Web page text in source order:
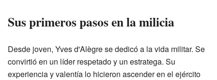
Sus primeros pasos en la milicia
Desde joven, Yves d'Alègre se dedicó a la vida militar. Se
convirtió en un líder respetado y un estratega. Su
experiencia y valentía lo hicieron ascender en el ejército